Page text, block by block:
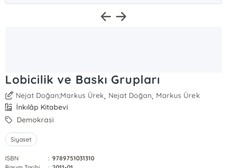
Lobicilik ve Baskı Grupları
Nejat Doğan;Markus Ürek, Nejat Doğan, Markus Ürek
İnkılâp Kitabevi
Demokrasi
Siyaset
ISBN : 9789751031310